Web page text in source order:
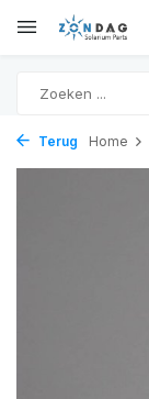
Terug Home